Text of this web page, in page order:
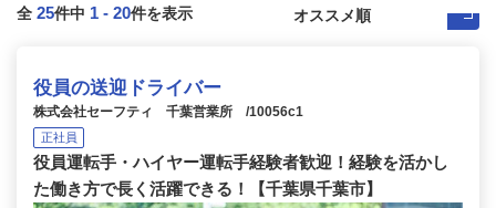
全 25件中 1 - 20件を表示
役員の送迎ドライバー
株式会社セーフティ 千葉営業所 /10056c1
正社員
役員運転手・ハイヤー運転手経験者歓迎！経験を活かし
た働き方で長く活躍できる！【千葉県千葉市】